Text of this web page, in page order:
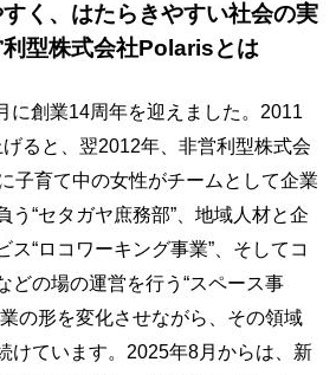
すく、はたらきやすい社会の実
型株式会社Polarisとは
に創業14周年を迎えました。2011
げると、翌2012年、非営利型株式会
子育て中の女性がチームとして企業
う“セタガヤ庶務部”、地域人材と企
ス“ロコワーキング事業”、そしてコ
どの場の運営を行う“スペース事
の形を変化させながら、その領域
けています。2025年8月からは、新